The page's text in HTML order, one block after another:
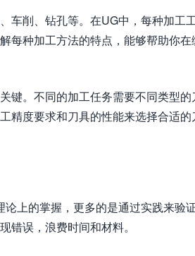
车削、钻孔等。在UG中，每种加
每种加工方法的特点，能够帮助你
键。不同的加工任务需要不同类型
精度要求和刀具的性能来选择合适
论上的掌握，更多的是通过实践来
错误，浪费时间和材料。